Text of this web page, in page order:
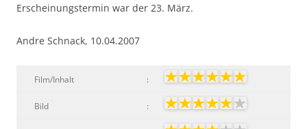
Erscheinungstermin war der 23. März.
Andre Schnack, 10.04.2007
Film/Inhalt :
Bild :